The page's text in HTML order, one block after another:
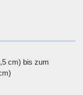
cm) bis zum